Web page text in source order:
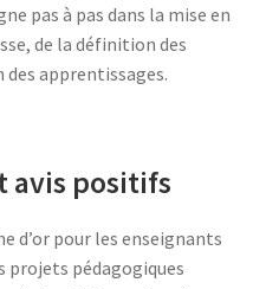
pas à pas dans la mise en
de la définition des
apprentissages.
avis positifs
d’or pour les enseignants
projets pédagogiques